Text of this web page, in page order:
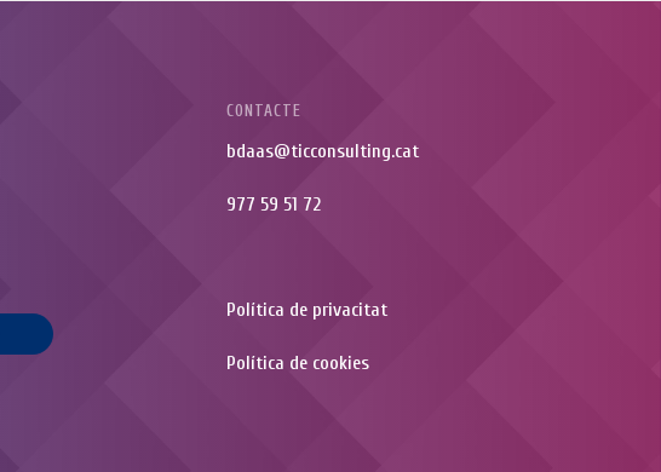
CONTACTE
bdaas@ticconsulting.cat
977 59 51 72
Política de privacitat
Política de cookies